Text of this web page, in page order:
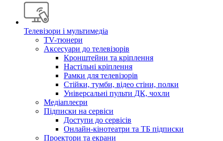
Телевізори і мультимедіа
TV-тюнери
Аксесуари до телевізорів
Кронштейни та кріплення
Настільні кріплення
Рамки для телевізорів
Стійки, тумби, відео стіни, полки
Універсальні пульти ДК, чохли
Медіаплеєри
Підписки на сервіси
Доступи до сервісів
Онлайн-кінотеатри та ТБ підписки
Проектори та екрани